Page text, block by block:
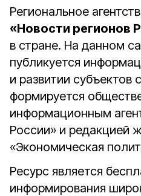
Региональное
«Новости регионов
в стране. На данном
публикуется
и развитии субъектов
формируется
информационным
России» и редакцией
«Экономическая
Ресурс является
информирования